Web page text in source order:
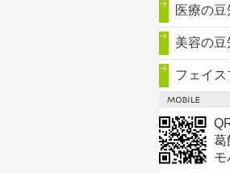
医療の豆
美容の豆
フェイス
葛
モ